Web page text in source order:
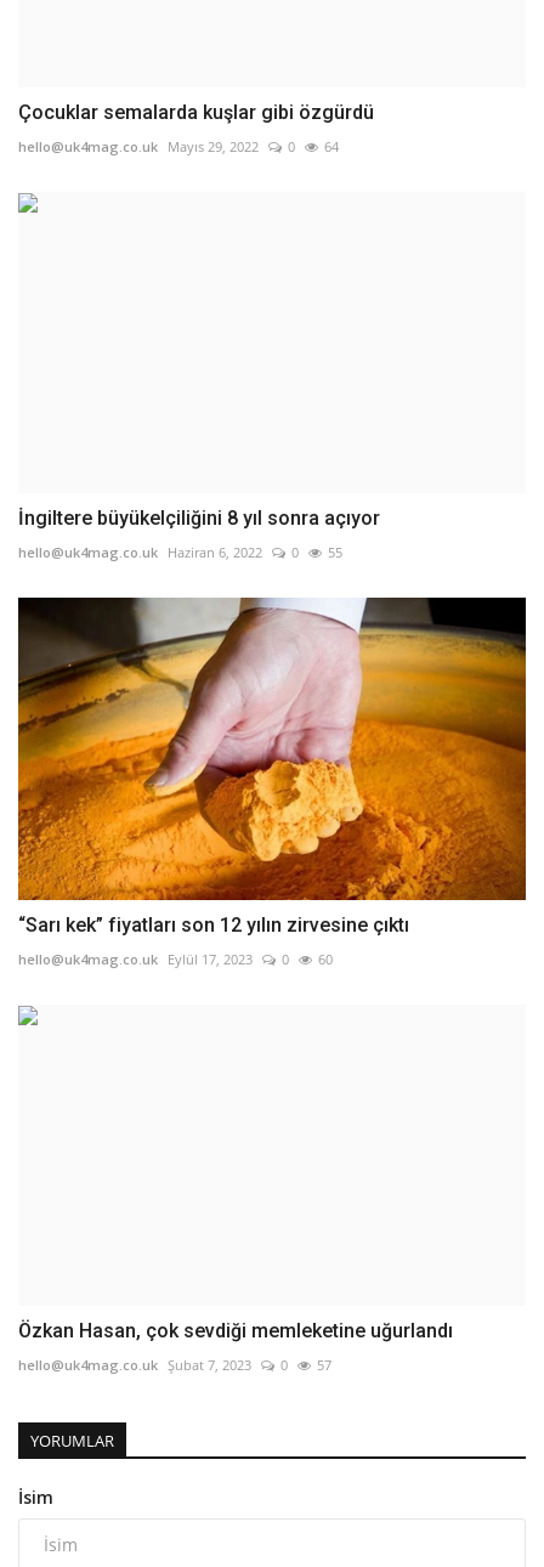
Çocuklar semalarda kuşlar gibi özgürdü
hello@uk4mag.co.uk Mayıs 29, 2022 0 64
İngiltere büyükelçiliğini 8 yıl sonra açıyor
hello@uk4mag.co.uk Haziran 6, 2022 0 55
“Sarı kek” fiyatları son 12 yılın zirvesine çıktı
hello@uk4mag.co.uk Eylül 17, 2023 0 60
Özkan Hasan, çok sevdiği memleketine uğurlandı
hello@uk4mag.co.uk Şubat 7, 2023 0 57
YORUMLAR
İsim